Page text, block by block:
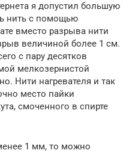
я допустил большую
нить с помощью
вместо разрыва нити
величиной более 1 см.
с пару десятков
мелкозернистой
Нити нагревателя и так
место пайки
смоченного в спирте
1 мм, то можно